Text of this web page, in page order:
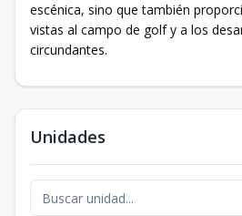
escénica, sino que también
vistas al campo de golf y a los
circundantes.
Unidades